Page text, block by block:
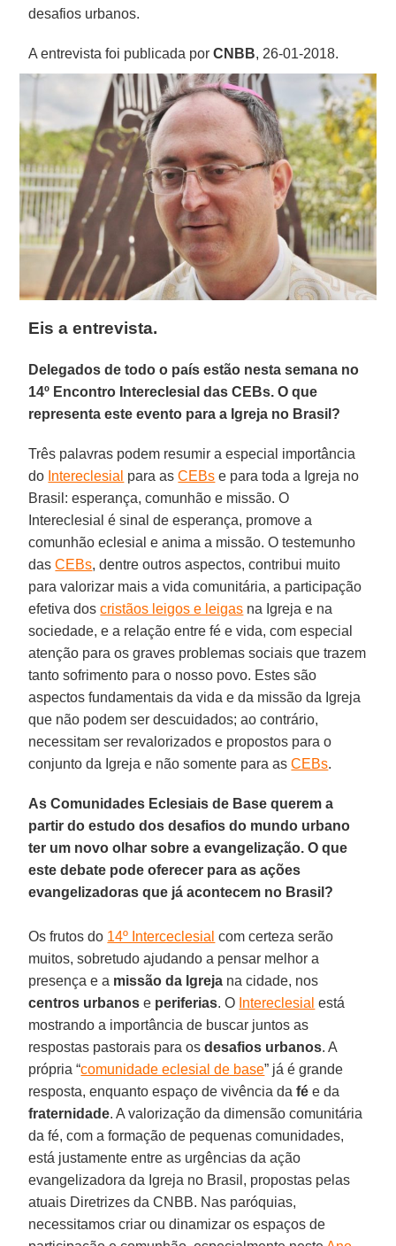
desafios urbanos.
A entrevista foi publicada porCNBB, 26-01-2018.
Eis a entrevista.
Delegados de todo o país estão nesta semana no
14º Encontro Intereclesial das CEBs. O que
representa este evento para a Igreja no Brasil?
Três palavras podem resumir a especial importância
do Intereclesial para asCEBs e para toda a Igreja no
Brasil: esperança, comunhão e missão. O
Intereclesial é sinal de esperança, promove a
comunhão eclesial e anima a missão. O testemunho
dasCEBs, dentre outros aspectos, contribui muito
para valorizar mais a vida comunitária, a participação
efetiva doscristãos leigos e leigas na Igreja e na
sociedade, e a relação entre fé e vida, com especial
atenção para os graves problemas sociais que trazem
tanto sofrimento para o nosso povo. Estes são
aspectos fundamentais da vida e da missão da Igreja
que não podem ser descuidados; ao contrário,
necessitam ser revalorizados e propostos para o
conjunto da Igreja e não somente para asCEBs.
As Comunidades Eclesiais de Base querem a
partir do estudo dos desafios do mundo urbano
ter um novo olhar sobre a evangelização. O que
este debate pode oferecer para as ações
evangelizadoras que já acontecem no Brasil?
Os frutos do 14º Interceclesial com certeza serão
muitos, sobretudo ajudando a pensar melhor a
presença e a missão da Igreja na cidade, nos
centros urbanos e periferias. O Intereclesial está
mostrando a importância de buscar juntos as
respostas pastorais para osdesafios urbanos. A
própria “comunidade eclesial de base” já é grande
resposta, enquanto espaço de vivência dafé e da
fraternidade. A valorização da dimensão comunitária
da fé, com a formação de pequenas comunidades,
está justamente entre as urgências da ação
evangelizadora da Igreja no Brasil, propostas pelas
atuais Diretrizes da CNBB. Nas paróquias,
necessitamos criar ou dinamizar os espaços de